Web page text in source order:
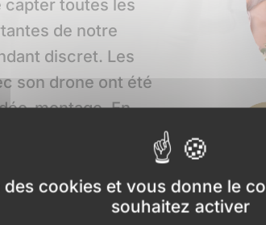
capter toutes les
de notre
discret. Les
son drone ont été
montage. En
vraiment
prestation à Léo.”
des cookies et vous donne le
souhaitez activer